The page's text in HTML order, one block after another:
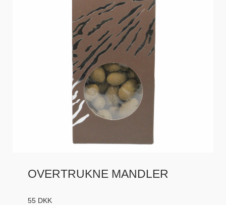
OM CARLA BLOMSTER
OVERTRUKNE MANDLER
55 DKK